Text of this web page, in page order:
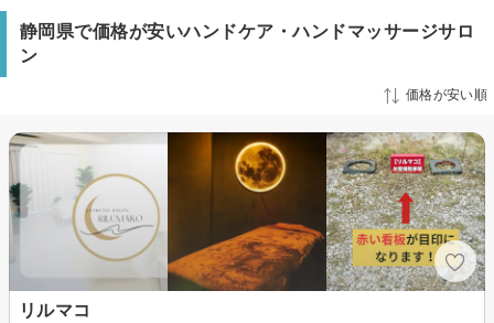
静岡県で価格が安いハンドケア・ハンドマッサージサロ
ン
価格が安い順
リルマコ